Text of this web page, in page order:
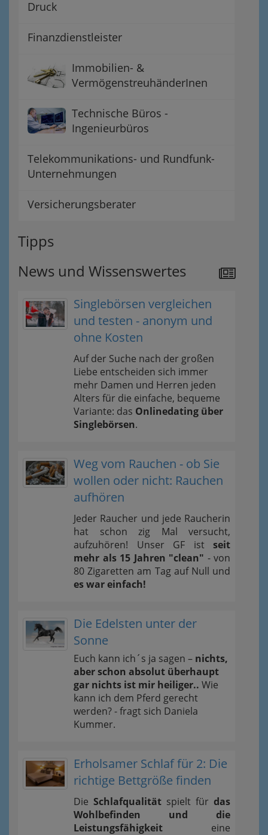
Druck
Finanzdienstleister
Immobilien- &
VermögenstreuhänderInen
Technische Büros -
Ingenieurbüros
Telekommunikations- und Rundfunk-
Unternehmungen
Versicherungsberater
Tipps
News und Wissenswertes
Singlebörsen vergleichen
und testen - anonym und
ohne Kosten
Auf der Suche nach der großen
Liebe entscheiden sich immer
mehr Damen und Herren jeden
Alters für die einfache, bequeme
Variante: das Onlinedating über
Singlebörsen.
Weg vom Rauchen - ob Sie
wollen oder nicht: Rauchen
aufhören
Jeder Raucher und jede Raucherin
hat schon zig Mal versucht,
aufzuhören! Unser GF ist seit
mehr als 15 Jahren "clean" - von
80 Zigaretten am Tag auf Null und
es war einfach!
Die Edelsten unter der
Sonne
Euch kann ich´s ja sagen – nichts,
aber schon absolut überhaupt
gar nichts ist mir heiliger.. Wie
kann ich dem Pferd gerecht
werden? - fragt sich Daniela
Kummer.
Erholsamer Schlaf für 2: Die
richtige Bettgröße finden
Die Schlafqualität spielt für das
Wohlbefinden und die
Leistungsfähigkeit eine